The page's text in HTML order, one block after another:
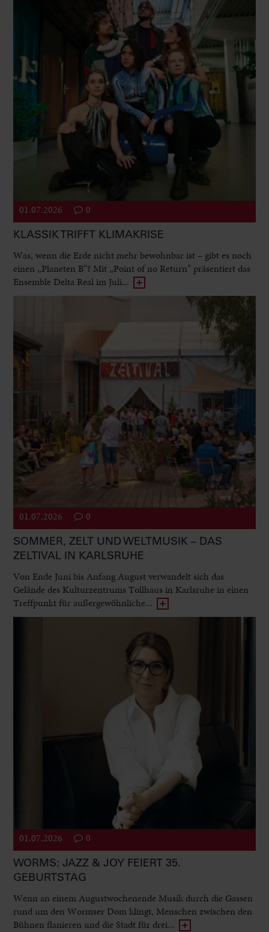
01.07.2026 0
KLASSIK TRIFFT KLIMAKRISE
Was, wenn die Erde nicht mehr bewohnbar ist – gibt es noch
einen „Planeten B“? Mit „Point of no Return“ präsentiert das
Ensemble Delta Real im Juli...
01.07.2026 0
SOMMER, ZELT UND WELTMUSIK – DAS
ZELTIVAL IN KARLSRUHE
Von Ende Juni bis Anfang August verwandelt sich das
Gelände des Kulturzentrums Tollhaus in Karlsruhe in einen
Treffpunkt für außergewöhnliche...
01.07.2026 0
WORMS: JAZZ & JOY FEIERT 35.
GEBURTSTAG
Wenn an einem Augustwochenende Musik durch die Gassen
rund um den Wormser Dom klingt, Menschen zwischen den
Bühnen flanieren und die Stadt für drei...